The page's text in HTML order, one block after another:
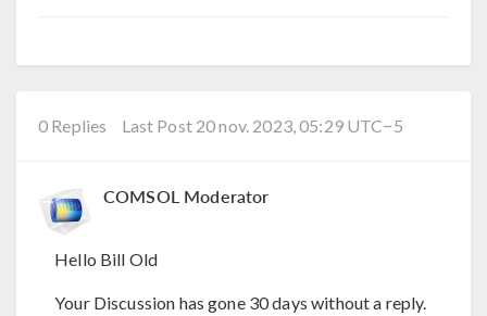
0 Replies Last Post 20 nov. 2023, 05:29 UTC−5
COMSOL Moderator
Hello Bill Old
Your Discussion has gone 30 days without a reply.